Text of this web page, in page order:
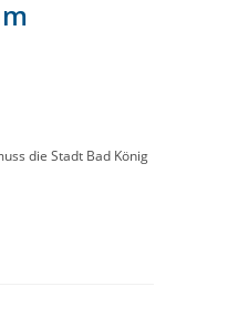
die Stadt Bad König